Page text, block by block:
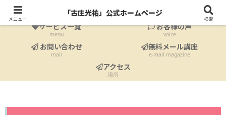
profile
サービス一覧
menu
お客様の声
voice
お問い合わせ
mail
無料メール講座
e-mail magazine
アクセス
場所
メニュー
「古庄光祐」公式ホームページ
検索